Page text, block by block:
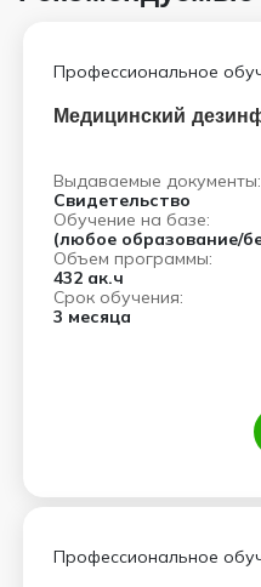
Профессиональное
Медицинский
Выдаваемые документы:
Свидетельство
Обучение на базе:
(любое образование/
Объем программы:
432 ак.ч
Срок обучения:
3 месяца
Профессиональное